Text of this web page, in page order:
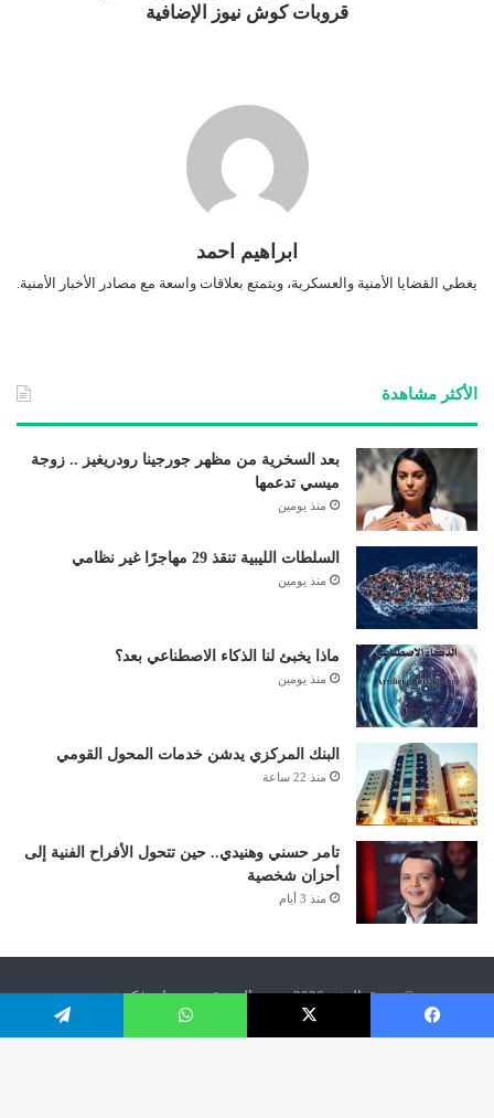
قروبات كوش نيوز الإضافية
ابراهيم احمد
يغطي القضايا الأمنية والعسكرية، ويتمتع بعلاقات واسعة مع مصادر الأخبار الأمنية.
الأكثر مشاهدة
بعد السخرية من مظهر جورجينا رودريغيز .. زوجة
ميسي تدعمها
منذ يومين
السلطات الليبية تنقذ 29 مهاجرًا غير نظامي
منذ يومين
ماذا يخبئ لنا الذكاء الاصطناعي بعد؟
منذ يومين
البنك المركزي يدشن خدمات المحول القومي
منذ 22 ساعة
تامر حسني وهنيدي.. حين تتحول الأفراح الفنية إلى
أحزان شخصية
منذ 3 أيام
© حقوق النشر 2026، جميع الحقوق محفوظة | كوش نيوز
فيسبوك ‫X واتساب تيلقرام